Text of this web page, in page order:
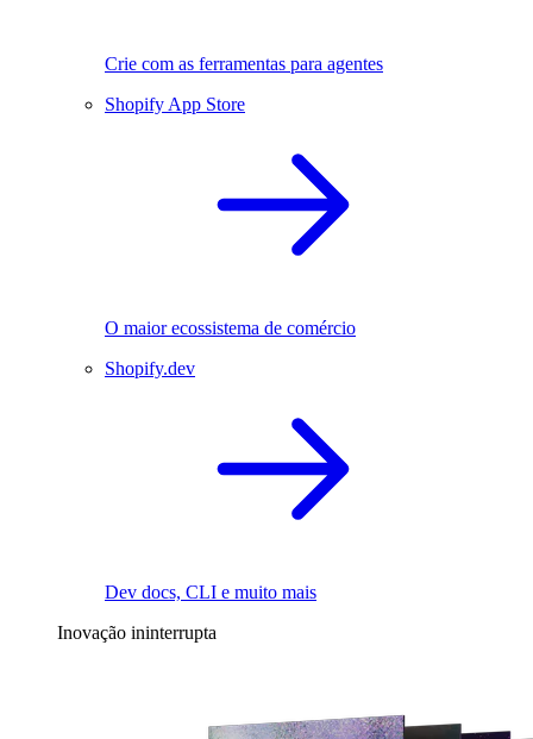
Crie com as ferramentas para agentes
Shopify App Store
O maior ecossistema de comércio
Shopify.dev
Dev docs, CLI e muito mais
Inovação ininterrupta